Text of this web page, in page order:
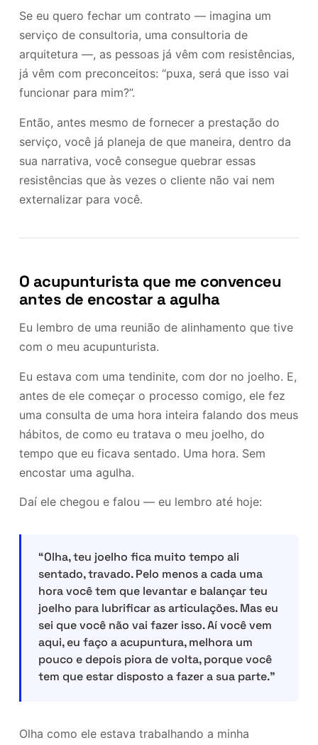
Se eu quero fechar um contrato — imagina um
serviço de consultoria, uma consultoria de
arquitetura —, as pessoas já vêm com resistências,
já vêm com preconceitos: “puxa, será que isso vai
funcionar para mim?”.
Então, antes mesmo de fornecer a prestação do
serviço, você já planeja de que maneira, dentro da
sua narrativa, você consegue quebrar essas
resistências que às vezes o cliente não vai nem
externalizar para você.
O acupunturista que me convenceu
antes de encostar a agulha
Eu lembro de uma reunião de alinhamento que tive
com o meu acupunturista.
Eu estava com uma tendinite, com dor no joelho. E,
antes de ele começar o processo comigo, ele fez
uma consulta de uma hora inteira falando dos meus
hábitos, de como eu tratava o meu joelho, do
tempo que eu ficava sentado. Uma hora. Sem
encostar uma agulha.
Daí ele chegou e falou — eu lembro até hoje:
“Olha, teu joelho fica muito tempo ali
sentado, travado. Pelo menos a cada uma
hora você tem que levantar e balançar teu
joelho para lubrificar as articulações. Mas eu
sei que você não vai fazer isso. Aí você vem
aqui, eu faço a acupuntura, melhora um
pouco e depois piora de volta, porque você
tem que estar disposto a fazer a sua parte.”
Olha como ele estava trabalhando a minha